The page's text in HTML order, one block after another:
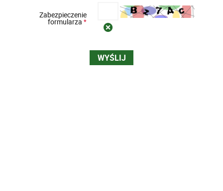
Zabezpieczenie
formularza*